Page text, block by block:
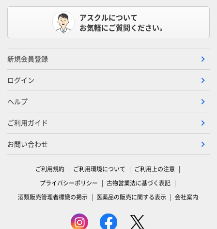
アスクルについて
お気軽にご質問ください。
新規会員登録
ログイン
ヘルプ
ご利用ガイド
お問い合わせ
ご利用規約 ご利用環境について
ご利用上の注意
プライバシーポリシー
古物営業法に基づく表記
酒類販売管理者標識の掲示
医薬品の販売に関する表示 会社案内